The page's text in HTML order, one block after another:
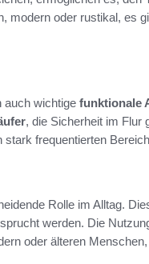
modern oder rustikal, es
auch wichtige funktionale
, die Sicherheit im Flur
frequentierten
Rolle im Alltag.
werden. Die
oder älteren